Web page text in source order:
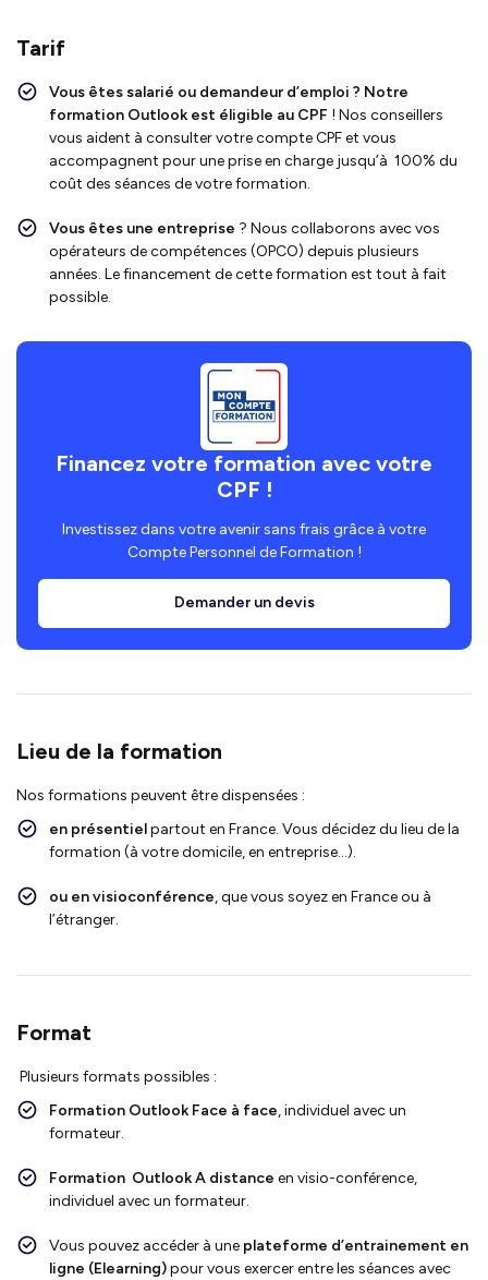
Tarif
Vous êtes salarié ou demandeur d’emploi ? Notre
formation Outlook est éligible au CPF ! Nos conseillers
vous aident à consulter votre compte CPF et vous
accompagnent pour une prise en charge jusqu’à 100% du
coût des séances de votre formation.
Vous êtes une entreprise ? Nous collaborons avec vos
opérateurs de compétences (OPCO) depuis plusieurs
années. Le financement de cette formation est tout à fait
possible.
Financez votre formation avec votre
CPF !
Investissez dans votre avenir sans frais grâce à votre
Compte Personnel de Formation !
Demander un devis
Lieu de la formation
Nos formations peuvent être dispensées :
en présentielpartout en France. Vous décidez du lieu de la
formation (à votre domicile, en entreprise…).
ou en visioconférence, que vous soyez en France ou à
l’étranger.
Format
Plusieurs formats possibles :
Formation Outlook Face à face, individuel avec un
formateur.
Formation OutlookA distance en visio-conférence,
individuel avec un formateur.
Vous pouvez accéder à une plateforme d’entrainement en
ligne (Elearning)pour vous exercer entre les séances avec